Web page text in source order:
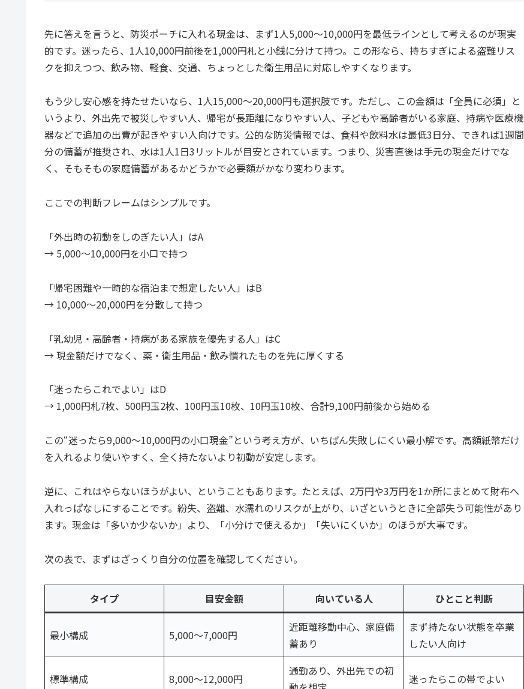
先に答えを言うと、防災ポーチに入れる現金は、まず1人5,000〜10,000円を最低ラインとして考えるのが現実
的です。迷ったら、1人10,000円前後を1,000円札と小銭に分けて持つ。この形なら、持ちすぎによる盗難リス
クを抑えつつ、飲み物、軽食、交通、ちょっとした衛生用品に対応しやすくなります。
もう少し安心感を持たせたいなら、1人15,000〜20,000円も選択肢です。ただし、この金額は「全員に必須」と
いうより、外出先で被災しやすい人、帰宅が長距離になりやすい人、子どもや高齢者がいる家庭、持病や医療機
器などで追加の出費が起きやすい人向けです。公的な防災情報では、食料や飲料水は最低3日分、できれば1週間
分の備蓄が推奨され、水は1人1日3リットルが目安とされています。つまり、災害直後は手元の現金だけでな
く、そもそもの家庭備蓄があるかどうかで必要額がかなり変わります。
ここでの判断フレームはシンプルです。
「外出時の初動をしのぎたい人」はA
→ 5,000〜10,000円を小口で持つ
「帰宅困難や一時的な宿泊まで想定したい人」はB
→ 10,000〜20,000円を分散して持つ
「乳幼児・高齢者・持病がある家族を優先する人」はC
→ 現金額だけでなく、薬・衛生用品・飲み慣れたものを先に厚くする
「迷ったらこれでよい」はD
→ 1,000円札7枚、500円玉2枚、100円玉10枚、10円玉10枚、合計9,100円前後から始める
この“迷ったら9,000〜10,000円の小口現金”という考え方が、いちばん失敗しにくい最小解です。高額紙幣だけ
を入れるより使いやすく、全く持たないより初動が安定します。
逆に、これはやらないほうがよい、ということもあります。たとえば、2万円や3万円を1か所にまとめて財布へ
入れっぱなしにすることです。紛失、盗難、水濡れのリスクが上がり、いざというときに全部失う可能性があり
ます。現金は「多いか少ないか」より、「小分けで使えるか」「失いにくいか」のほうが大事です。
次の表で、まずはざっくり自分の位置を確認してください。
タイプ 目安金額 向いている人 ひとこと判断
最小構成 5,000〜7,000円
近距離移動中心、家庭備
蓄あり
まず持たない状態を卒業
したい人向け
標準構成 8,000〜12,000円
通勤あり、外出先での初
迷ったらこの帯でよい